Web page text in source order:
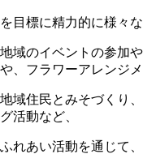
を目標に精力的に様々
地域のイベントの参加
や、フラワーアレンジメ
地域住民とみそづくり
グ活動など、
ふれあい活動を通じて